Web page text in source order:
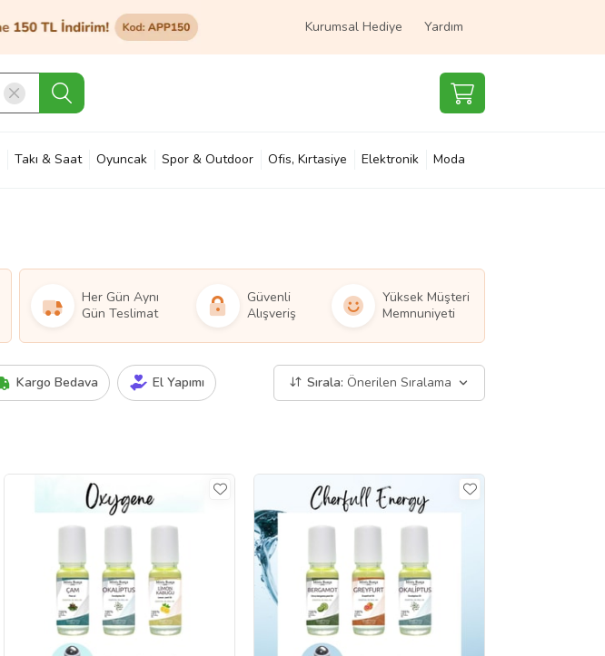
Kurumsal Hediye Yardım
Takı & Saat Oyuncak Spor & Outdoor Ofis, Kırtasiye Elektronik Moda
Her Gün Aynı
Gün Teslimat
Güvenli
Alışveriş
Yüksek Müşteri
Memnuniyeti
Kargo Bedava El Yapımı Sırala: Önerilen Sıralama